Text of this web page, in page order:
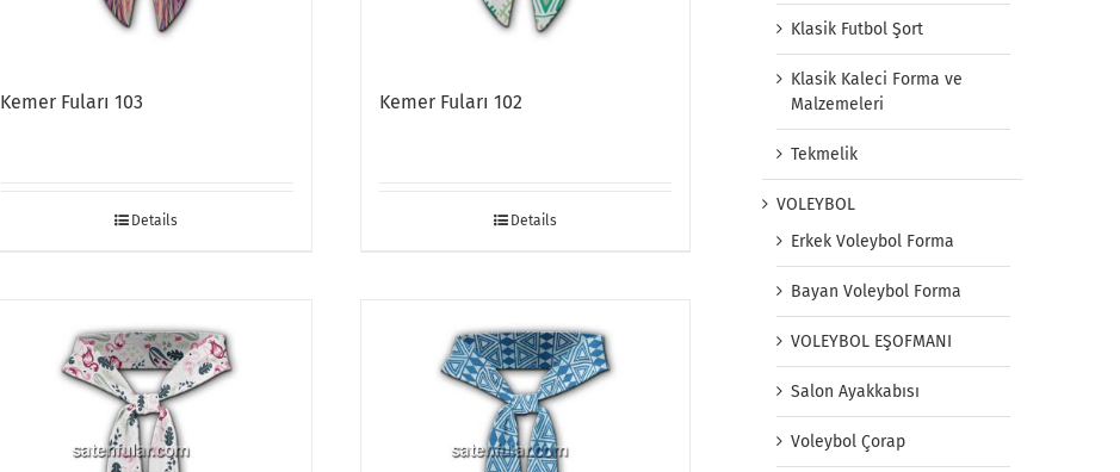
Kemer Fuları 103
Details
Kemer Fuları 102
Details
Klasik Futbol Şort
Klasik Kaleci Forma ve
Malzemeleri
Tekmelik
VOLEYBOL
Erkek Voleybol Forma
Bayan Voleybol Forma
VOLEYBOL EŞOFMANI
Salon Ayakkabısı
Voleybol Çorap